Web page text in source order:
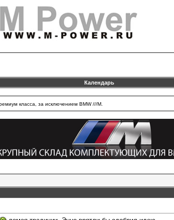
Календарь
класса, за исключением BMW ///M.